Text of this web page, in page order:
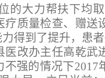
的大力帮扶下均
疗质量检查、赠送
得到了提升，患
医改办主任高乾武
强的情况下